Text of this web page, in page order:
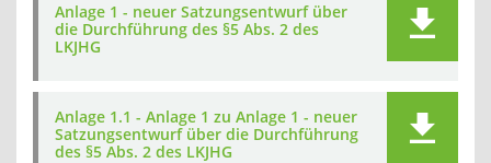
Anlage 1 - neuer Satzungsentwurf über
die Durchführung des §5 Abs. 2 des
LKJHG
Anlage 1.1 - Anlage 1 zu Anlage 1 - neuer
Satzungsentwurf über die Durchführung
des §5 Abs. 2 des LKJHG